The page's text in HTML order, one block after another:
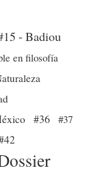
- Badiou
en filosofía
#36 #37